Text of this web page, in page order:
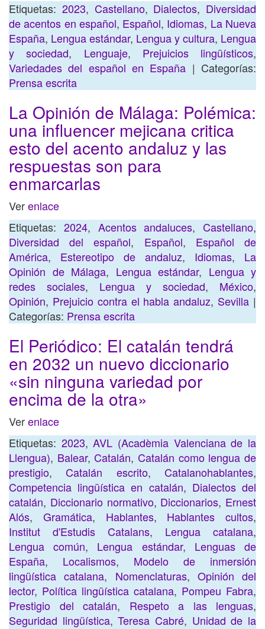
Etiquetas: 2023, Castellano, Dialectos, Diversidad
de acentos en español, Español, Idiomas, La Nueva
España, Lengua estándar, Lengua y cultura, Lengua
y sociedad, Lenguaje, Prejuicios lingüísticos,
Variedades del español en España | Categorías:
Prensa escrita
La Opinión de Málaga: Polémica:
una influencer mejicana critica
esto del acento andaluz y las
respuestas son para
enmarcarlas
Verenlace
Etiquetas: 2024, Acentos andaluces, Castellano,
Diversidad del español, Español, Español de
América, Estereotipo de andaluz, Idiomas, La
Opinión de Málaga, Lengua estándar, Lengua y
redes sociales, Lengua y sociedad, México,
Opinión, Prejuicio contra el habla andaluz, Sevilla |
Categorías: Prensa escrita
El Periódico: El catalán tendrá
en 2032 un nuevo diccionario
«sin ninguna variedad por
encima de la otra»
Verenlace
Etiquetas: 2023,AVL (Acadèmia Valenciana de la
Llengua), Balear,Catalán,Catalán como lengua de
prestigio,Catalán escrito,Catalanohablantes,
Competencia lingüística en catalán, Dialectos del
catalán, Diccionario normativo, Diccionarios, Ernest
Alós, Gramática, Hablantes, Hablantes cultos,
Institut d'Estudis Catalans, Lengua catalana,
Lengua común, Lengua estándar, Lenguas de
España, Localismos, Modelo de inmersión
lingüística catalana, Nomenclaturas, Opinión del
lector, Política lingüística catalana, Pompeu Fabra,
Prestigio del catalán, Respeto a las lenguas,
Seguridad lingüística,Teresa Cabré, Unidad de la